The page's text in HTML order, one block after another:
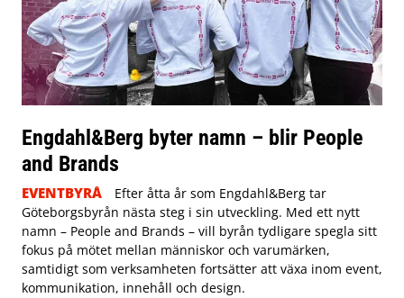
Engdahl&Berg byter namn – blir People
and Brands
EVENTBYRÅ
Efter åtta år som Engdahl&Berg tar
Göteborgsbyrån nästa steg i sin utveckling. Med ett nytt
namn – People and Brands – vill byrån tydligare spegla sitt
fokus på mötet mellan människor och varumärken,
samtidigt som verksamheten fortsätter att växa inom event,
kommunikation, innehåll och design.